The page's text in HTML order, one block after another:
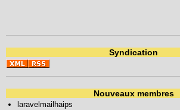
Syndication
Nouveaux membres
laravelmailhaips